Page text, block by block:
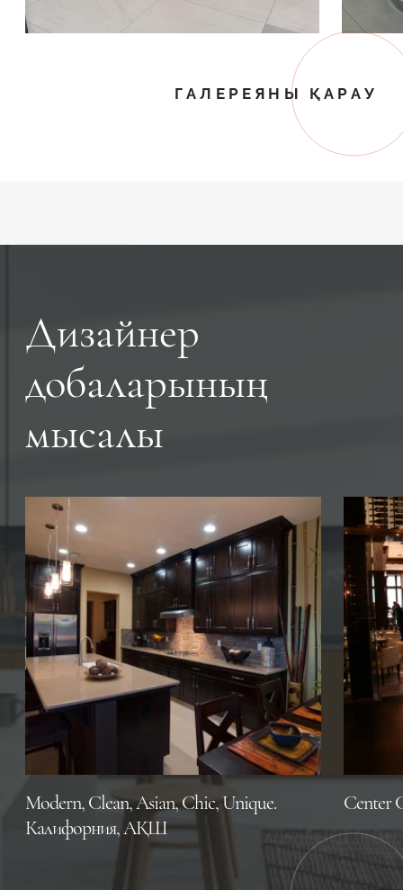
ГАЛЕРЕЯНЫ ҚАРАУ
Дизайнер
добаларының
мысалы
Modern, Clean, Asian, Chic, Unique.
Калифорния, АҚШ
Center